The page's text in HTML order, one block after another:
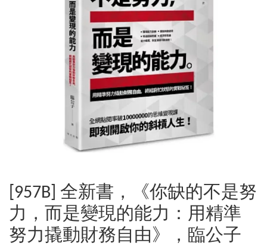
[957B] 全新書，《你缺的不是努
力，而是變現的能力：用精準
努力撬動財務自由》，臨公子